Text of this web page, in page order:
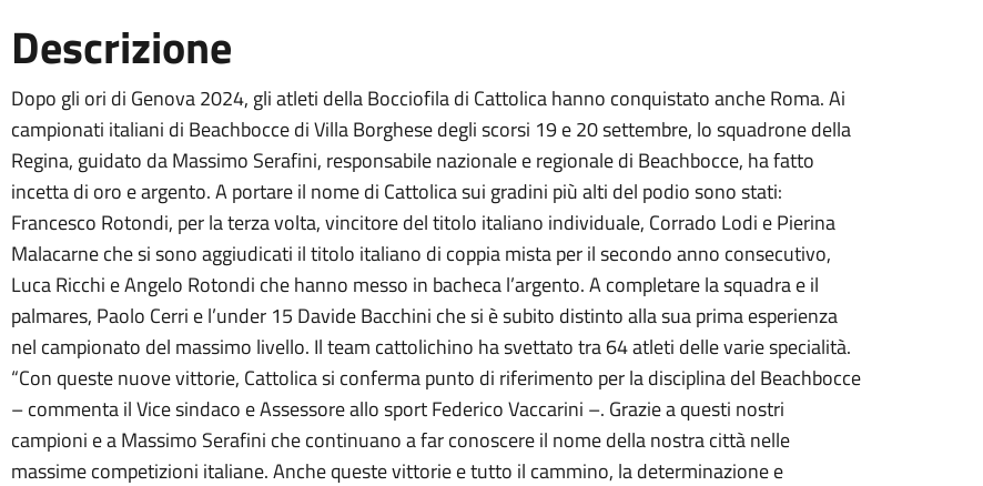
Descrizione
Dopo gli ori di Genova 2024, gli atleti della Bocciofila di Cattolica hanno conquistato anche Roma. Ai
campionati italiani di Beachbocce di Villa Borghese degli scorsi 19 e 20 settembre, lo squadrone della
Regina, guidato da Massimo Serafini, responsabile nazionale e regionale di Beachbocce, ha fatto
incetta di oro e argento. A portare il nome di Cattolica sui gradini più alti del podio sono stati:
Francesco Rotondi, per la terza volta, vincitore del titolo italiano individuale, Corrado Lodi e Pierina
Malacarne che si sono aggiudicati il titolo italiano di coppia mista per il secondo anno consecutivo,
Luca Ricchi e Angelo Rotondi che hanno messo in bacheca l’argento. A completare la squadra e il
palmares, Paolo Cerri e l’under 15 Davide Bacchini che si è subito distinto alla sua prima esperienza
nel campionato del massimo livello. Il team cattolichino ha svettato tra 64 atleti delle varie specialità.
“Con queste nuove vittorie, Cattolica si conferma punto di riferimento per la disciplina del Beachbocce
– commenta il Vice sindaco e Assessore allo sport Federico Vaccarini –. Grazie a questi nostri
campioni e a Massimo Serafini che continuano a far conoscere il nome della nostra città nelle
massime competizioni italiane. Anche queste vittorie e tutto il cammino, la determinazione e